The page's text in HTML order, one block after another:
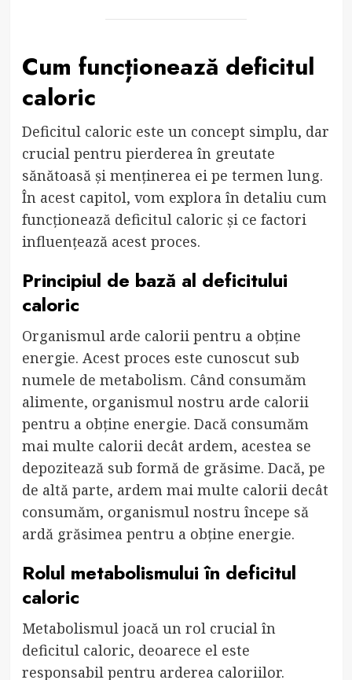
Cum funcționează deficitul
caloric
Deficitul caloric este un concept simplu, dar
crucial pentru pierderea în greutate
sănătoasă și menținerea ei pe termen lung.
În acest capitol, vom explora în detaliu cum
funcționează deficitul caloric și ce factori
influențează acest proces.
Principiul de bază al deficitului
caloric
Organismul arde calorii pentru a obține
energie. Acest proces este cunoscut sub
numele de metabolism. Când consumăm
alimente, organismul nostru arde calorii
pentru a obține energie. Dacă consumăm
mai multe calorii decât ardem, acestea se
depozitează sub formă de grăsime. Dacă, pe
de altă parte, ardem mai multe calorii decât
consumăm, organismul nostru începe să
ardă grăsimea pentru a obține energie.
Rolul metabolismului în deficitul
caloric
Metabolismul joacă un rol crucial în
deficitul caloric, deoarece el este
responsabil pentru arderea caloriilor.